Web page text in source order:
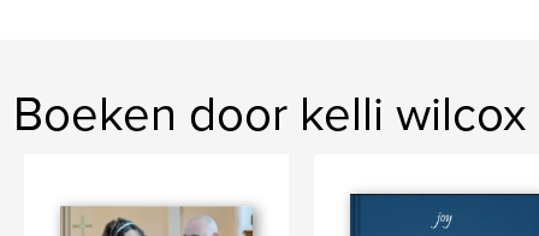
Boeken door kelli wilcox